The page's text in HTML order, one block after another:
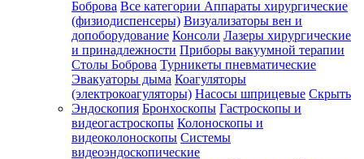
Боброва Все категории Аппараты хирургические
(физиодиспенсеры) Визуализаторы вен и
допоборудование Консоли Лазеры хирургические
и принадлежности Приборы вакуумной терапии
Столы Боброва Турникеты пневматические
Эвакуаторы дыма Коагуляторы
(электрокоагуляторы) Насосы шприцевые Скрыть
Эндоскопия Бронхоскопы Гастроскопы и
видеогастроскопы Колоноскопы и
видеоколоноскопы Системы
видеоэндоскопические